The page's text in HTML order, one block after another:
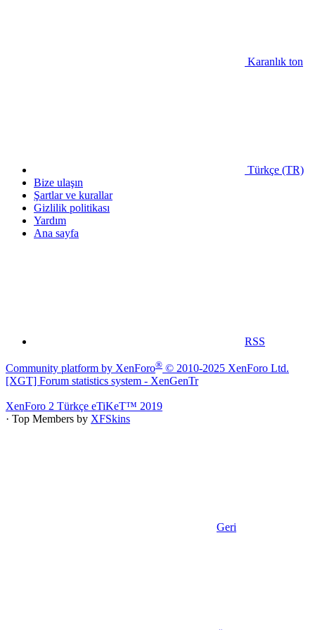
Karanlık ton
Türkçe (TR)
Bize ulaşın
Şartlar ve kurallar
Gizlilik politikası
Yardım
Ana sayfa
RSS
Community platform by XenForo® © 2010-2025 XenForo Ltd.
[XGT] Forum statistics system - XenGenTr
XenForo 2 Türkçe eTiKeT™ 2019
· Top Members by XFSkins
Geri